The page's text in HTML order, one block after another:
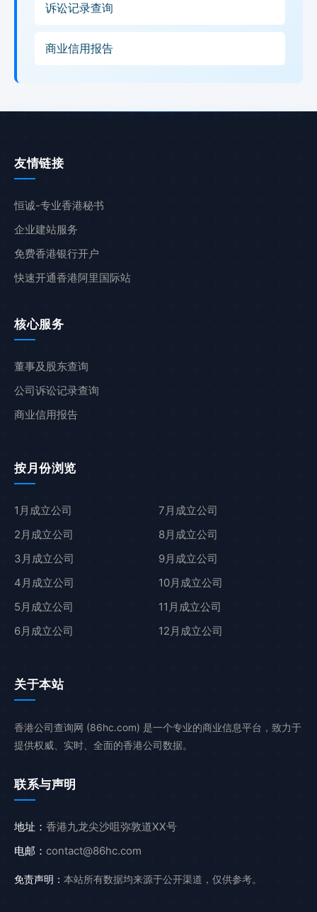
诉讼记录查询
商业信用报告
友情链接
恒诚-专业香港秘书
企业建站服务
免费香港银行开户
快速开通香港阿里国际站
核心服务
董事及股东查询
公司诉讼记录查询
商业信用报告
按月份浏览
1月成立公司
2月成立公司
3月成立公司
4月成立公司
5月成立公司
6月成立公司
7月成立公司
8月成立公司
9月成立公司
10月成立公司
11月成立公司
12月成立公司
关于本站
香港公司查询网 (86hc.com) 是一个专业的商业信息平台，致力于
提供权威、实时、全面的香港公司数据。
联系与声明
地址： 香港九龙尖沙咀弥敦道XX号
电邮： contact@86hc.com
免责声明： 本站所有数据均来源于公开渠道，仅供参考。